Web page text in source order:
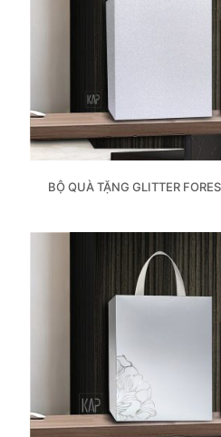
BỘ QUÀ TẶNG GLITTER